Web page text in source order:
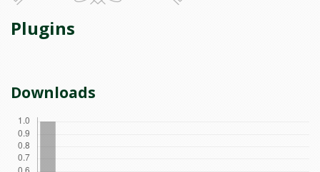
Plugins
Downloads